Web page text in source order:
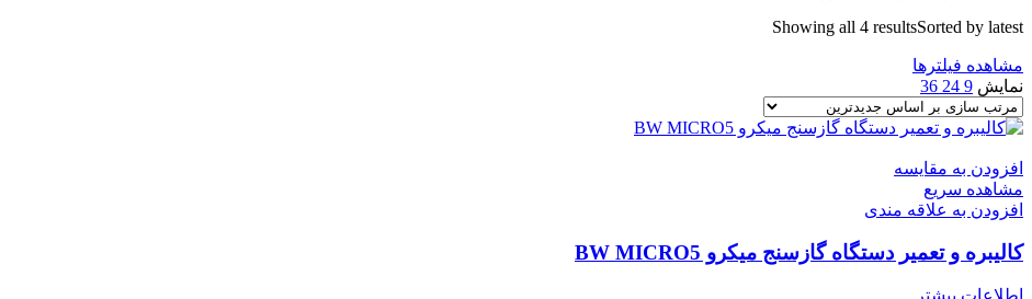
Showing all 4 resultsSorted by latest
مشاهده فیلترها
نمایش 9
24
36
افزودن به مقایسه
مشاهده سریع
افزودن به علاقه مندی
کالیبره و تعمیر دستگاه گازسنج میکرو BW MICRO5